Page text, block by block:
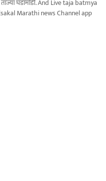
ताज्या घडामोडी. And Live taja batmya
Marathi news Channel app